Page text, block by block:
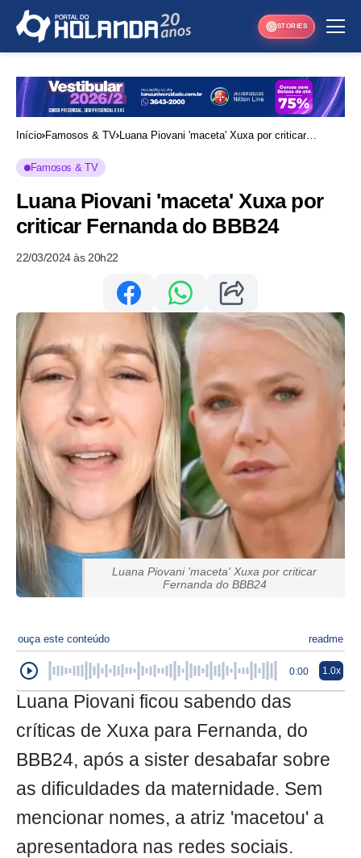
STORIES
Início Famosos & TV Luana Piovani 'maceta' Xuxa por criticar
Famosos & TV
Luana Piovani 'maceta' Xuxa por
criticar Fernanda do BBB24
22/03/2024 às 20h22
Luana Piovani 'maceta' Xuxa por criticar
Fernanda do BBB24
ouça este conteúdo readme
0:00 1.0x
Luana Piovani ficou sabendo das
críticas de Xuxa para Fernanda, do
BBB24, após a sister desabafar sobre
as dificuldades da maternidade. Sem
mencionar nomes, a atriz 'macetou' a
apresentadora nas redes sociais.